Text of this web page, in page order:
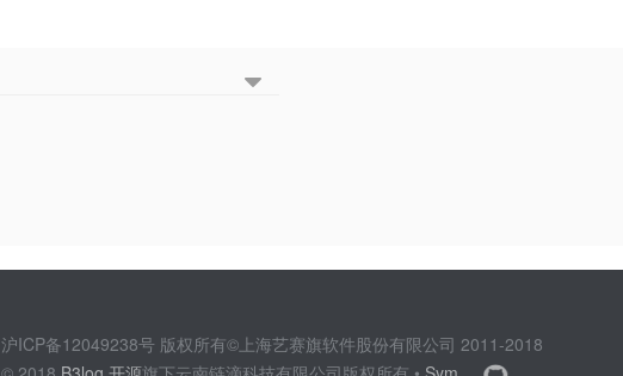
沪ICP备12049238号 版权所有©上海艺赛旗软件股份有限公司 2011-2018